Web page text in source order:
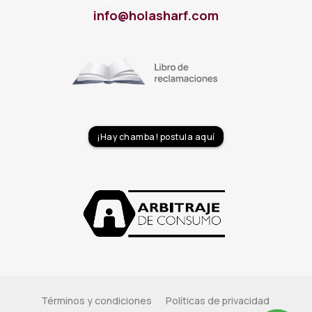
info@holasharf.com
¡Hay chamba! postula aquí
Reporte de Sostenibilidad 2024
Términos y condiciones Políticas de privacidad